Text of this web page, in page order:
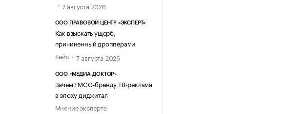
7 августа 2026
ООО ПРАВОВОЙ ЦЕНТР «ЭКСПЕРТ»
Как взыскать ущерб,
причиненный дропперами
Кейс
7 августа 2026
ООО «МЕДИА-ДОКТОР»
Зачем FMCG-бренду ТВ-реклама
в эпоху диджитал
Мнение эксперта